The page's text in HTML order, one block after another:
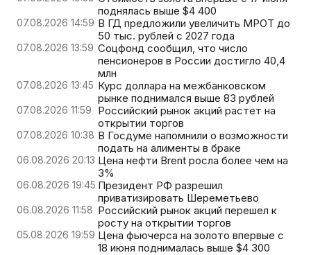
поднялась выше $4 400
07.08.2026 14:59 В ГД предложили увеличить МРОТ до
50 тыс. рублей с 2027 года
07.08.2026 13:59 Соцфонд сообщил, что число
пенсионеров в России достигло 40,4
млн
07.08.2026 13:45 Курс доллара на межбанковском
рынке поднимался выше 83 рублей
07.08.2026 11:59
Российский рынок акций растет на
открытии торгов
07.08.2026 10:38 В Госдуме напомнили о возможности
подать на алименты в браке
06.08.2026 20:13 Цена нефти Brent росла более чем на
3%
06.08.2026 19:45 Президент РФ разрешил
приватизировать Шереметьево
06.08.2026 11:58 Российский рынок акций перешел к
росту на открытии торгов
05.08.2026 19:59 Цена фьючерса на золото впервые с
18 июня поднималась выше $4 300